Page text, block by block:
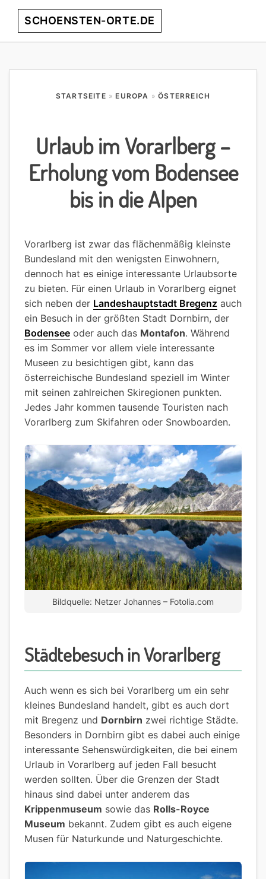
Skip
Skip
Skip
Skip
SCHOENSTEN-ORTE.DE
STARTSEITE »EUROPA »ÖSTERREICH
Urlaub im Vorarlberg –
Erholung vom Bodensee
bis in die Alpen
Vorarlberg ist zwar das flächenmäßig kleinste
Bundesland mit den wenigsten Einwohnern,
dennoch hat es einige interessante Urlaubsorte
zu bieten. Für einen Urlaub in Vorarlberg eignet
sich neben der Landeshauptstadt Bregenz auch
ein Besuch in der größten Stadt Dornbirn, der
Bodensee oder auch das Montafon. Während
es im Sommer vor allem viele interessante
Museen zu besichtigen gibt, kann das
österreichische Bundesland speziell im Winter
mit seinen zahlreichen Skiregionen punkten.
Jedes Jahr kommen tausende Touristen nach
Vorarlberg zum Skifahren oder Snowboarden.
Bildquelle: Netzer Johannes – Fotolia.com
Städtebesuch in Vorarlberg
Auch wenn es sich bei Vorarlberg um ein sehr
kleines Bundesland handelt, gibt es auch dort
mit Bregenz und Dornbirn zwei richtige Städte.
Besonders in Dornbirn gibt es dabei auch einige
interessante Sehenswürdigkeiten, die bei einem
Urlaub in Vorarlberg auf jeden Fall besucht
werden sollten. Über die Grenzen der Stadt
hinaus sind dabei unter anderem das
Krippenmuseum sowie das Rolls-Royce
Museum bekannt. Zudem gibt es auch eigene
Musen für Naturkunde und Naturgeschichte.